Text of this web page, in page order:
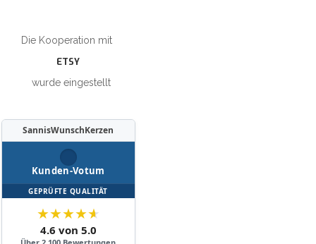
Die Kooperation mit
ETSY
wurde eingestellt
SannisWunschKerzen
Kunden-Votum
GEPRÜFTE QUALITÄT
★★★★★
4.6 von 5.0